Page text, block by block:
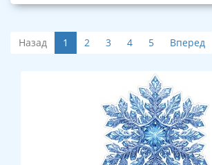
Назад 1 2 3 4 5 Вперед